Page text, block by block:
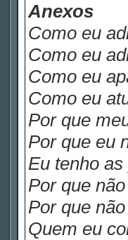
Anexos
Como eu
Como eu
Como eu
Como eu
Por que
Por que eu
Eu tenho
Por que
Por que
Quem eu